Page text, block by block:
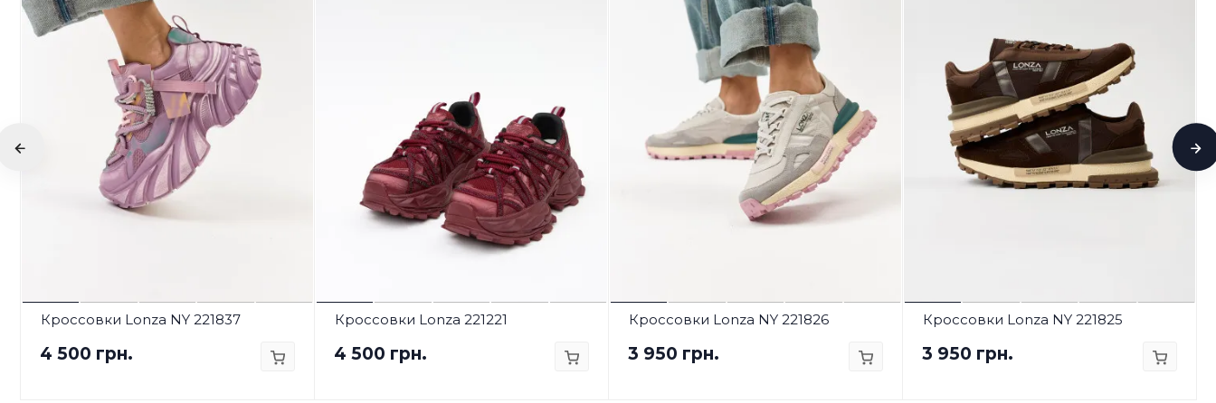
Кроссовки Lonza NY 221837
4 500 грн.
Кроссовки Lonza 221221
4 500 грн.
Кроссовки Lonza NY 221826
3 950 грн.
Кроссовки Lonza NY 221825
3 950 грн.